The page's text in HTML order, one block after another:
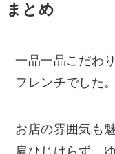
まとめ
一品一品こだわ
フレンチでした。
お店の雰囲気も魅
肩ひじはらず、